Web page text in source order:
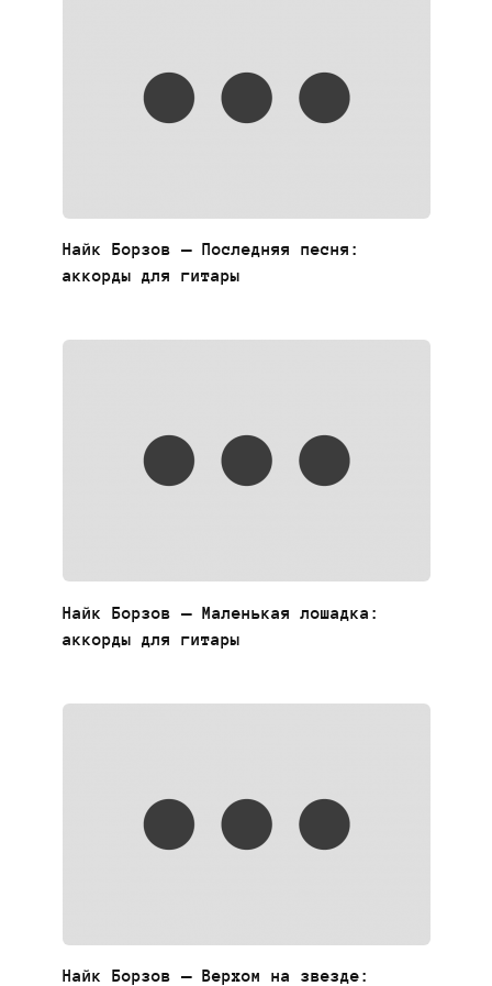
Найк Борзов — Последняя песня:
аккорды для гитары
Найк Борзов — Маленькая лошадка:
аккорды для гитары
Найк Борзов — Верхом на звезде: